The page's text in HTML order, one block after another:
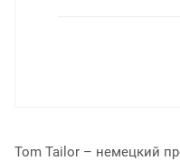
Tom Tailor – немецкий